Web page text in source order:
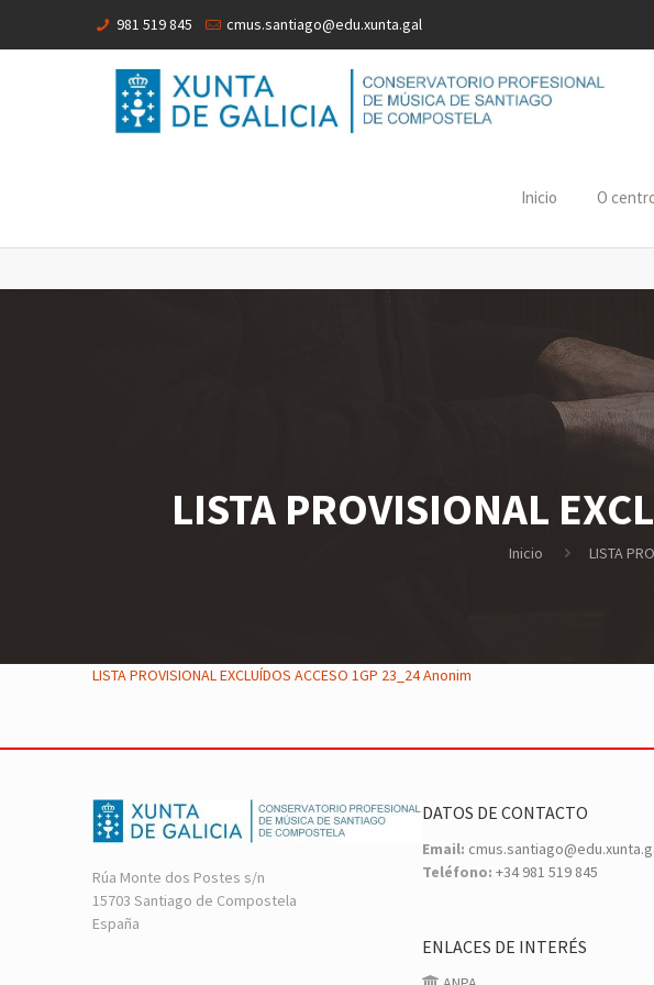
981 519 845 cmus.santiago@edu.xunta.gal
Inicio O
LISTA PROVISIONAL
Inicio LISTA
LISTA PROVISIONAL EXCLUÍDOS ACCESO 1GP 23_24 Anonim
Rúa Monte dos Postes s/n
15703 Santiago de Compostela
España
DATOS DE CONTACTO
Email:
Teléfono: +34 981 519 845
ENLACES DE INTERÉS